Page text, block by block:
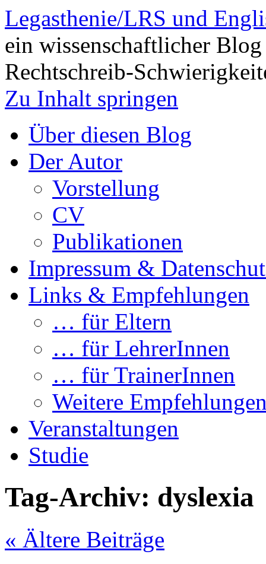
Legasthenie/LRS und
ein wissenschaftlicher
Rechtschreib-
Zu Inhalt springen
Über diesen Blog
Der Autor
Vorstellung
CV
Publikationen
Impressum &
Links & Empfehlungen
… für Eltern
… für LehrerInnen
… für TrainerInnen
Weitere
Veranstaltungen
Studie
Tag-Archiv: dyslexia
« Ältere Beiträge